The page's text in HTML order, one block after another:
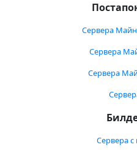
Сервера
Сервера
Сервера
Сервера